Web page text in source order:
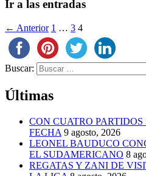
Ir a las entradas
← Anterior 1 … 3 4
Buscar:
Últimas
CON CUATRO
FECHA 9 agosto, 2026
LEONEL BAUDUCO
EL SUDAMERICANO 8
REGATAS Y ZANI DE